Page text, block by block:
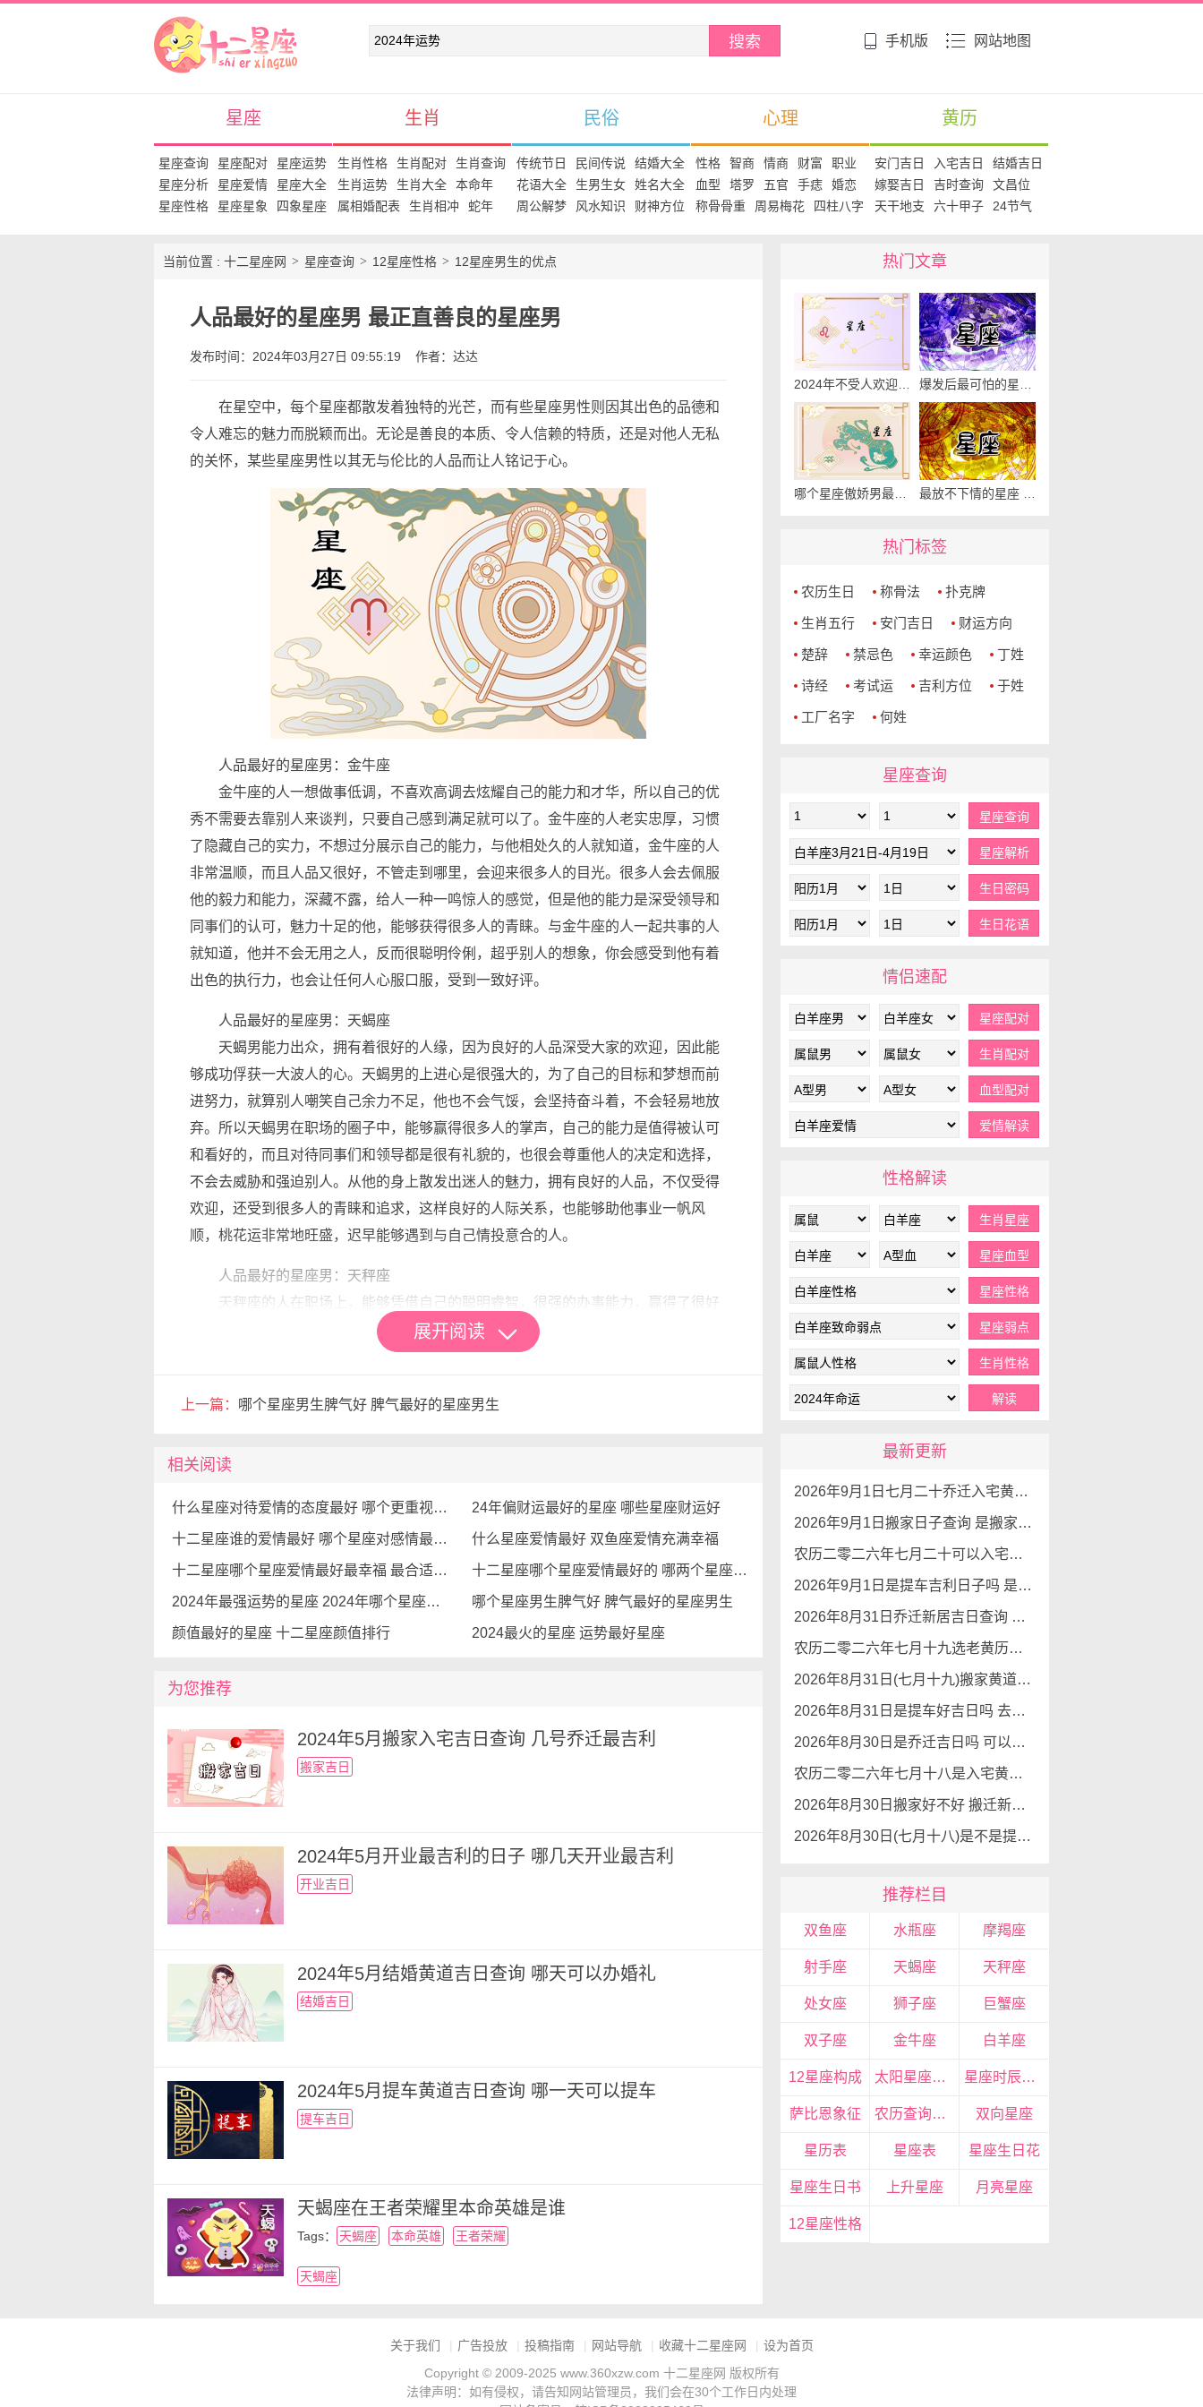
十二星座网
搜索 手机版 网站地图
星座
星座查询 星座配对
星座运势
星座分析
星座爱情
星座大全
星座性格
星座星象 四象星座
生肖
生肖性格 生肖配对
生肖查询
生肖运势
生肖大全
本命年
属相婚配表
生肖相冲 蛇年
民俗
传统节日 民间传说
结婚大全
花语大全
生男生女
姓名大全
周公解梦
风水知识 财神方位
心理
性格 智商 情商 财富
职业
血型
塔罗 五官 手痣
婚恋
称骨骨重
周易梅花 四柱八字
黄历
安门吉日 入宅吉日
结婚吉日
嫁娶吉日
吉时查询
文昌位
天干地支
六十甲子 24节气
当前位置 : 十二星座网 星座查询 12星座性格 12星座男生的优点
人品最好的星座男 最正直善良的星座男
发布时间：2024年03月27日 09:55:19 作者：达达
在星空中，每个星座都散发着独特的光芒，而有些星座男性则因其出色的品德和
令人难忘的魅力而脱颖而出。无论是善良的本质、令人信赖的特质，还是对他人无私
的关怀，某些星座男性以其无与伦比的人品而让人铭记于心。
人品最好的星座男：金牛座
金牛座的人一想做事低调，不喜欢高调去炫耀自己的能力和才华，所以自己的优
秀不需要去靠别人来谈判，只要自己感到满足就可以了。金牛座的人老实忠厚，习惯
了隐藏自己的实力，不想过分展示自己的能力，与他相处久的人就知道，金牛座的人
非常温顺，而且人品又很好，不管走到哪里，会迎来很多人的目光。很多人会去佩服
他的毅力和能力，深藏不露，给人一种一鸣惊人的感觉，但是他的能力是深受领导和
同事们的认可，魅力十足的他，能够获得很多人的青睐。与金牛座的人一起共事的人
就知道，他并不会无用之人，反而很聪明伶俐，超乎别人的想象，你会感受到他有着
出色的执行力，也会让任何人心服口服，受到一致好评。
人品最好的星座男：天蝎座
天蝎男能力出众，拥有着很好的人缘，因为良好的人品深受大家的欢迎，因此能
够成功俘获一大波人的心。天蝎男的上进心是很强大的，为了自己的目标和梦想而前
进努力，就算别人嘲笑自己余力不足，他也不会气馁，会坚持奋斗着，不会轻易地放
弃。所以天蝎男在职场的圈子中，能够赢得很多人的掌声，自己的能力是值得被认可
和看好的，而且对待同事们和领导都是很有礼貌的，也很会尊重他人的决定和选择，
不会去威胁和强迫别人。从他的身上散发出迷人的魅力，拥有良好的人品，不仅受得
欢迎，还受到很多人的青睐和追求，这样良好的人际关系，也能够助他事业一帆风
顺，桃花运非常地旺盛，迟早能够遇到与自己情投意合的人。
人品最好的星座男：天秤座
天秤座的人在职场上，能够凭借自己的聪明睿智，很强的办事能力，赢得了很好
的社交手腕，深受很多人的好评。天秤座的人不仅人缘好，性格也是很好的，不会动
不动就发脾气，能够很好地调节自己的负面情绪，不会把自己不好的一面展现给别
良好的心态，和足够的自信，对自己有着很大的把握，相信自己的能力，会征服困难
会很受欢迎，是别人心目中的抢手货。
因此，无论是什么星座的男性，都有可能成为那个人品最好的星座代表。在我们
的日常生活中，我们不应过分依赖于星座来评判一个人的品格，而应该更加关注他们
展开阅读
上一篇： 哪个星座男生脾气好 脾气最好的星座男生
相关阅读
什么星座对待爱情的态度最好 哪个更重视爱情 24年偏财运最好的星座 哪些星座财运好
十二星座谁的爱情最好 哪个星座对感情最专一 什么星座爱情最好 双鱼座爱情充满幸福
十二星座哪个星座爱情最好最幸福 最合适的星座 十二星座哪个星座爱情最好的 哪两个星座爱情合适
2024年最强运势的星座 2024年哪个星座运势最好 哪个星座男生脾气好 脾气最好的星座男生
颜值最好的星座 十二星座颜值排行 2024最火的星座 运势最好星座
为您推荐
2024年5月搬家入宅吉日查询 几号乔迁最吉利
搬家吉日
2024年5月开业最吉利的日子 哪几天开业最吉利
开业吉日
2024年5月结婚黄道吉日查询 哪天可以办婚礼
结婚吉日
2024年5月提车黄道吉日查询 哪一天可以提车
提车吉日
天蝎座在王者荣耀里本命英雄是谁
Tags： 天蝎座 本命英雄 王者荣耀
天蝎座
热门文章
热门标签
农历生日 称骨法 扑克牌
生肖五行 安门吉日 财运方向
楚辞 禁忌色 幸运颜色 丁姓
诗经 考试运 吉利方位 于姓
工厂名字 何姓
星座查询
情侣速配
性格解读
最新更新
2026年9月1日七月二十乔迁入宅黄道吉日查询 是搬家吉日么
2026年9月1日搬家日子查询 是搬家好日子么
农历二零二六年七月二十可以入宅吗 2026年9月1日本日入宅吉利么
2026年9月1日是提车吉利日子吗 是提新车的吉日吗
2026年8月31日乔迁新居吉日查询 乔迁新居有什么讲究
农历二零二六年七月十九选老黄历入宅 2026年8月31日这天可以入宅搬家吗
2026年8月31日(七月十九)搬家黄道吉日 是搬家的好日子吗
2026年8月31日是提车好吉日吗 去提车如何
2026年8月30日是乔迁吉日吗 可以搬新家么
农历二零二六年七月十八是入宅黄道吉日吗 2026年8月30日可以入宅搬入新家吗
2026年8月30日搬家好不好 搬迁新居吉利么
2026年8月30日(七月十八)是不是提车吉日 可以提新车吗
推荐栏目
双鱼座 水瓶座 摩羯座
射手座 天蝎座 天秤座
处女座 狮子座 巨蟹座
双子座 金牛座 白羊座
12星座构成 太阳星座查询 星座时辰性格
萨比恩象征 农历查询星座 双向星座
星历表 星座表 星座生日花
星座生日书 上升星座 月亮星座
12星座性格
关于我们 | 广告投放 | 投稿指南 | 网站导航 | 收藏十二星座网 | 设为首页
Copyright © 2009-2025 www.360xzw.com 十二星座网 版权所有
法律声明：如有侵权，请告知网站管理员，我们会在30个工作日内处理